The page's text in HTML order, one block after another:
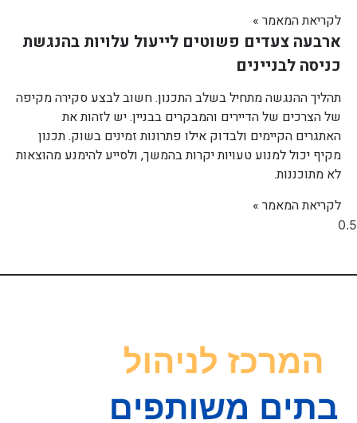
לקריאת המאמר »
ארבעה צעדים פשוטים לייעול עלויות בהנגשת
כניסה לבניינים
תהליך ההנגשה מתחיל בשלב התכנון. חשוב לבצע סקירה מקיפה
של הצרכים של הדיירים והמבקרים בבניין. יש לזהות את
האתגרים הקיימים ולבדוק אילו פתרונות זמינים בשוק. תכנון
מקיף יכול למנוע טעויות יקרות בהמשך, ולסייע להימנע מהוצאות
לא מתוכננות.
לקריאת המאמר »